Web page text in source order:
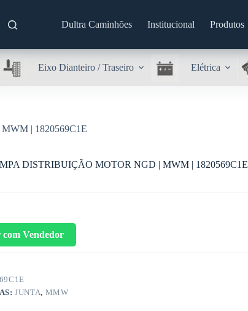
Dultra Caminhões Institucional Produtos
Eixo Dianteiro / Traseiro Elétrica
| 1820569C1E
DISTRIBUIÇÃO MOTOR NGD | MWM | 1820569C1E
com Vendedor
JUNTA, MMW